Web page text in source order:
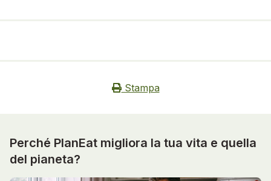
Stampa
Perché PlanEat migliora la tua vita e quella
del pianeta?